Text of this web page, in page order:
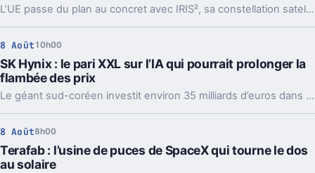
L’UE passe du plan au concret avec IRIS², sa constellation satellite souveraine. Plus de satellites, un calendrier fixé, et un vrai enjeu stratégique.
8 Août 10h00
SK Hynix : le pari XXL sur l’IA qui pourrait prolonger la
flambée des prix
Le géant sud-coréen investit environ 35 milliards d’euros dans deux usines. Un pari massif sur l’IA, et une mauvaise nouvelle pour les prix.
8 Août8h00
Terafab : l’usine de puces de SpaceX qui tourne le dos
au solaire